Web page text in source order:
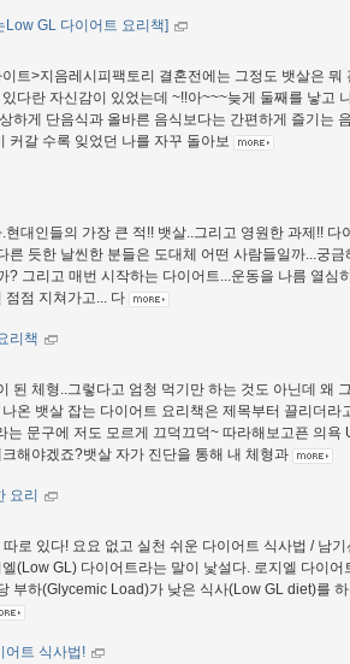
GL 다이어트 요리책]
트>지음레시피팩토리 결혼전에는 그정도 뱃살은 뭐
다란 자신감이 있었는데 ~!!아~~~늦게 둘째를 낳고
하게 단음식과 올바른 음식보다는 간편하게 즐기는
커갈 수록 잊었던 나를 자꾸 돌아보
대인들의 가장 큰 적!! 뱃살..그리고 영원한 과제!! 다
듯한 날씬한 분들은 도대체 어떤 사람들일까...궁금
그리고 매번 시작하는 다이어트...운동을 나름 열심
점점 지쳐가고... 다
리책
된 체형..그렇다고 엄청 먹기만 하는 것도 아닌데 왜
온 뱃살 잡는 다이어트 요리책은 제목부터 끌리더라
문구에 저도 모르게 끄덕끄덕~ 따라해보고픈 의욕
해야겠죠?뱃살 자가 진단을 통해 내 체형과
요리
로 있다! 요요 없고 실천 쉬운 다이어트 식사법 / 남기
(Low GL) 다이어트라는 말이 낯설다. 로지엘 다이어
부하(Glycemic Load)가 낮은 식사(Low GL diet)를
어트 식사법!